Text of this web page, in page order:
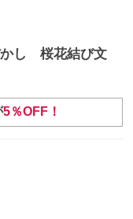
かし 桜花結び文
5％OFF！